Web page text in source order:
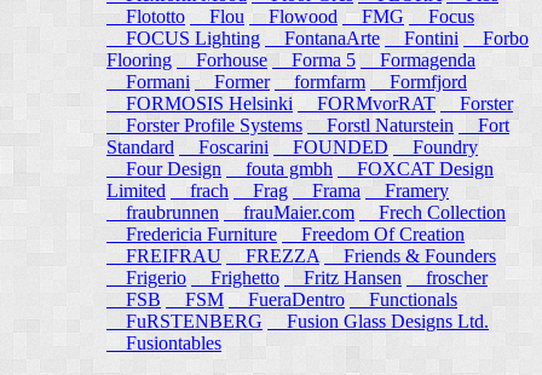
Flototto
Flou Flowood FMG
Focus
FOCUS Lighting
FontanaArte Fontini
Forbo
Flooring
Forhouse Forma 5
Formagenda
Formani
Former formfarm
Formfjord
FORMOSIS Helsinki
FORMvorRAT
Forster
Forster Profile Systems
Forstl Naturstein
Fort
Standard
Foscarini FOUNDED
Foundry
Four Design
fouta gmbh
FOXCAT Design
Limited
frach Frag Frama
Framery
fraubrunnen
frauMaier.com
Frech Collection
Fredericia Furniture
Freedom Of Creation
FREIFRAU
FREZZA
Friends & Founders
Frigerio
Frighetto Fritz Hansen
froscher
FSB
FSM FueraDentro
Functionals
FuRSTENBERG
Fusion Glass Designs Ltd.
Fusiontables